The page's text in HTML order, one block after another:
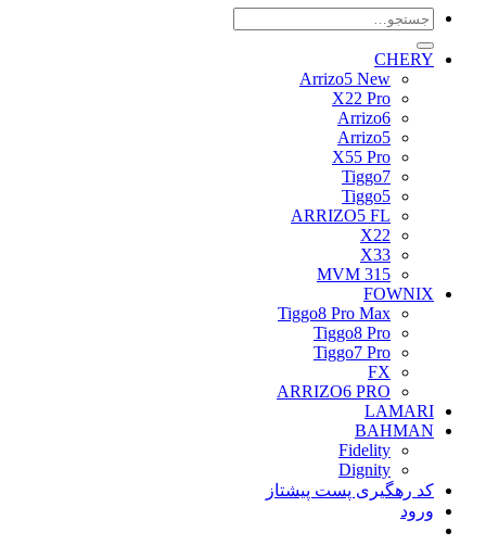
جستجو
CHERY
Arrizo5 New
X22 Pro
Arrizo6
Arrizo5
X55 Pro
Tiggo7
Tiggo5
ARRIZO5 FL
X22
X33
MVM 315
FOWNIX
Tiggo8 Pro Max
Tiggo8 Pro
Tiggo7 Pro
FX
ARRIZO6 PRO
LAMARI
BAHMAN
Fidelity
Dignity
کد رهگیری پست پیشتاز
ورود